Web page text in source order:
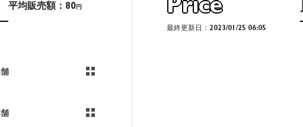
平均販売額： 80円
Price
最終更新日：2023/01/25 06:05